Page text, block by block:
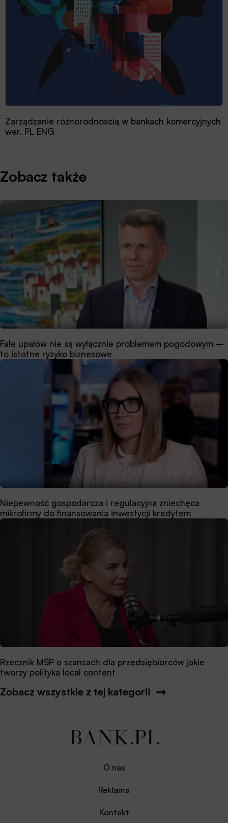
Zarządzanie różnorodnością w bankach komercyjnych
wer. PL ENG
Zobacz także
Fale upałów nie są wyłącznie problemem pogodowym –
to istotne ryzyko biznesowe
Niepewność gospodarcza i regulacyjna zniechęca
mikrofirmy do finansowania inwestycji kredytem
Rzecznik MŚP o szansach dla przedsiębiorców jakie
tworzy polityka local content
Zobacz wszystkie z tej kategorii
O nas
Reklama
Kontakt